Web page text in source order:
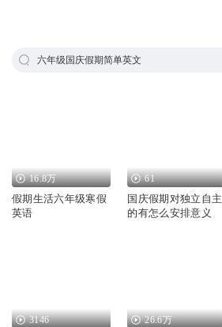
六年级国庆假期简单英文
16.8万
假期生活六年级寒假
英语
61
国庆假期对独立自主
的有怎么安排意义
3146 26.6万